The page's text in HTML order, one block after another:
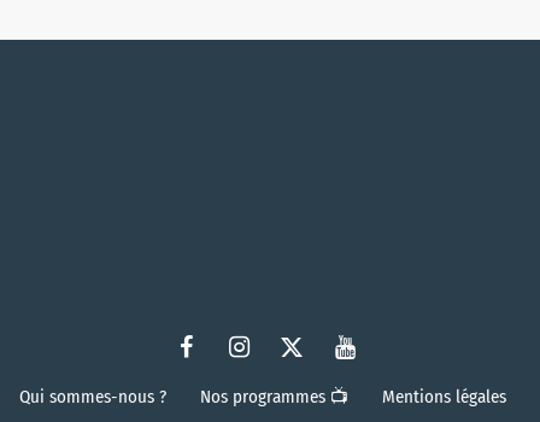
Qui sommes-nous ? Nos programmes 📺
Mentions légales